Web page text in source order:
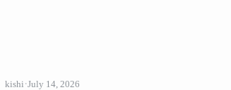
kishi July 14, 2026